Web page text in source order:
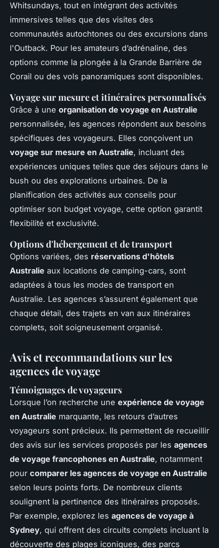
Whitsundays, tout en intégrant des activités
immersives telles que des visites des
communautés autochtones ou des excursions dans
l'Outback. Pour les amateurs d’adrénaline, des
options comme la plongée à la Grande Barrière de
Corail ou des vols panoramiques sont disponibles.
Voyage sur mesure et itinéraires personnalisés
Grâce à une organisation de voyage en Australie
personnalisée, les agences répondent aux besoins
spécifiques des voyageurs. Elles conçoivent un
voyage sur mesure en Australie, incluant des
expériences uniques telles que des séjours dans le
bush ou des explorations urbaines. De la
planification des activités aux conseils pour
optimiser son budget voyage, cette option garantit
flexibilité et exclusivité.
Options d'hébergement et de transport
Options variées, des réservations d'hôtels
Australie aux locations de camping-cars, sont
adaptées à tous les modes de transport en
Australie. Les agences s’assurent également que
chaque détail, des trajets en van aux itinéraires
complets, soit soigneusement organisé.
Avis et recommandations sur les
agences de voyage
Témoignages de voyageurs
Lorsque l’on recherche une expérience de voyage
en Australie marquante, les retours d’autres
voyageurs sont précieux. Ils permettent de recueillir
des avis sur les services proposés par les agences
de voyage francophones en Australie, notamment
pour comparer les agences de voyage en Australie
selon leurs points forts. De nombreux clients
soulignent la pertinence des itinéraires proposés.
Par exemple, explorez les agences de voyage à
Sydney, qui offrent des circuits complets incluant la
découverte des plages iconiques, des parcs